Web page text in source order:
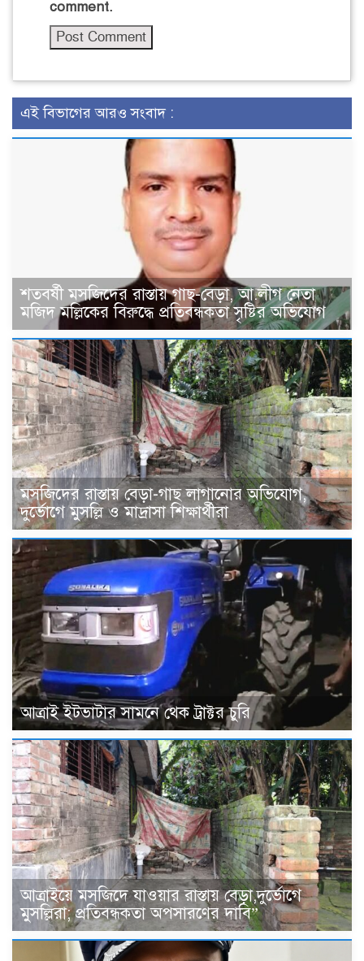
comment.
এই বিভাগের আরও সংবাদ :
শতবর্ষী মসজিদের রাস্তায় গাছ-বেড়া, আ.লীগ নেতা
মজিদ মল্লিকের বিরুদ্ধে প্রতিবন্ধকতা সৃষ্টির অভিযোগ
মসজিদের রাস্তায় বেড়া-গাছ লাগানোর অভিযোগ,
দুর্ভোগে মুসল্লি ও মাদ্রাসা শিক্ষার্থীরা
আত্রাই ইটভাটার সামনে থেক ট্রাক্টর চুরি
আত্রাইয়ে মসজিদে যাওয়ার রাস্তায় বেড়া,দুর্ভোগে
মুসল্লিরা; প্রতিবন্ধকতা অপসারণের দাবি”